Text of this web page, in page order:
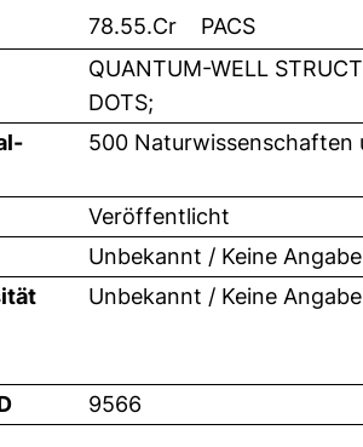
78.55.Cr
PACS
QUANTUM-WELL
DOTS;
500 Naturwissenschaften
Veröffentlicht
Unbekannt / Keine Angabe
Unbekannt / Keine Angabe
9566